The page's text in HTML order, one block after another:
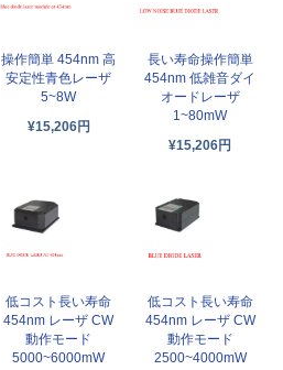
操作簡単 454nm 高
安定性青色レーザ
5~8W
¥15,206円
長い寿命操作簡単
454nm 低雑音ダイ
オードレーザ
1~80mW
¥15,206円
低コスト長い寿命
454nm レーザ CW
動作モード
5000~6000mW
低コスト長い寿命
454nm レーザ CW
動作モード
2500~4000mW